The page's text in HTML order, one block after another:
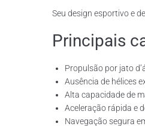
Seu design esportivo e
Principais
Propulsão por jato
Ausência de hélices
Alta capacidade de
Aceleração rápida e
Navegação segura